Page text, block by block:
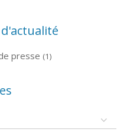
presse (1)